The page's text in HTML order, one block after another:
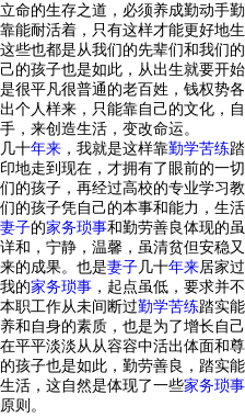
立命的生存之道，必须养成勤动手
靠能耐活着，只有这样才能更好地生
这些也都是从我们的先辈们和我们
己的孩子也是如此，从出生就要开
是很平凡很普通的老百姓，钱权势
出个人样来，只能靠自己的文化，
手，来创造生活，变改命运。
几十年来 ，我就是这样靠勤学苦练
印地走到现在，才拥有了眼前的一
们的孩子，再经过高校的专业学习
们的孩子凭自己的本事和能力，生
妻子的家务琐事和勤劳善良体现的
详和，宁静，温馨，虽清贫但安稳
来的成果。也是妻子几十年来居家
我的家务琐事 ，起点虽低，要求并
本职工作从未间断过勤学苦练踏实
养和自身的素质，也是为了增长自己
在平平淡淡从从容容中活出体面和
的孩子也是如此，勤劳善良，踏实
生活，这自然是体现了一些家务琐事
原则。